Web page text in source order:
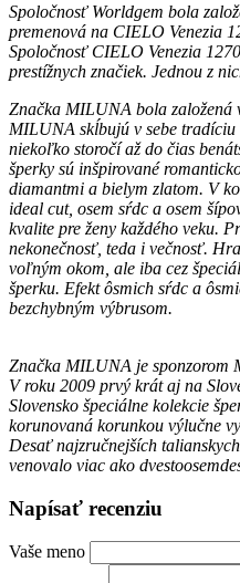
Spoločnosť Worldgem bola
premenová na CIELO Venezia
Spoločnosť CIELO Venezia
prestížnych značiek. Jednou z
Značka MILUNA bola založená
MILUNA skĺbujú v sebe
niekoľko storočí až do čias
šperky sú inšpirované
diamantmi a bielym zlatom. V
ideal cut, osem sŕdc a osem
kvalite pre ženy každého veku.
nekonečnosť, teda i večnosť.
voľným okom, ale iba cez
šperku. Efekt ôsmich sŕdc a
bezchybným výbrusom.
Značka MILUNA je sponzorom
V roku 2009 prvý krát aj na
Slovensko špeciálne kolekcie
korunovaná korunkou výlučne
Desať najzručnejších
venovalo viac ako
Napísať recenziu
Vaše meno